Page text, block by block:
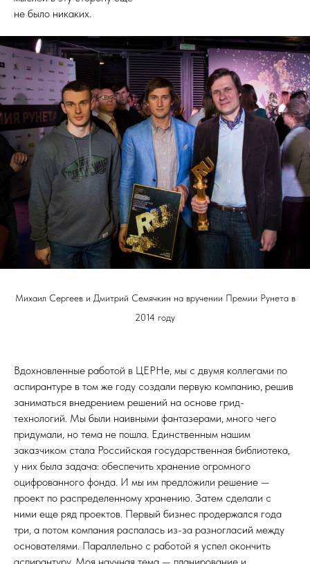
не было никаких.
Михаил Сергеев и Дмитрий Семячкин на вручении Премии Рунета в
2014 году
Вдохновленные работой в ЦЕРНе, мы с двумя коллегами по
аспирантуре в том же году создали первую компанию, решив
заниматься внедрением решений на основе грид-
технологий. Мы были наивными фантазерами, много чего
придумали, но тема не пошла. Единственным нашим
заказчиком стала Российская государственная библиотека,
у них была задача: обеспечить хранение огромного
оцифрованного фонда. И мы им предложили решение —
проект по распределенному хранению. Затем сделали с
ними еще ряд проектов. Первый бизнес продержался года
три, а потом компания распалась из-за разногласий между
основателями. Параллельно с работой я успел окончить